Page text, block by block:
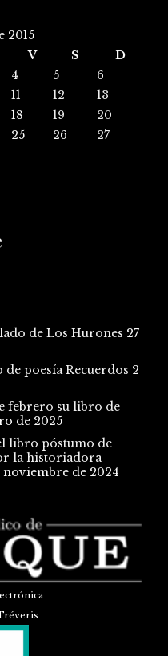
2015
V S
D
4 5
6
11 12
13
18 19
20
25 26
27
de Los Hurones 27
poesía Recuerdos 2
febrero su libro de
de 2025
libro póstumo de
la historiadora
noviembre de 2024